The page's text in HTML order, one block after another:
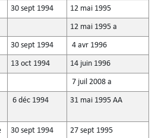
30 sept 1994 12 mai 1995
12 mai 1995 a
30 sept 1994 4 avr 1996
13 oct 1994 14 juin 1996
7 juil 2008 a
6 déc 1994 31 mai 1995 AA
30 sept 1994 27 sept 1995